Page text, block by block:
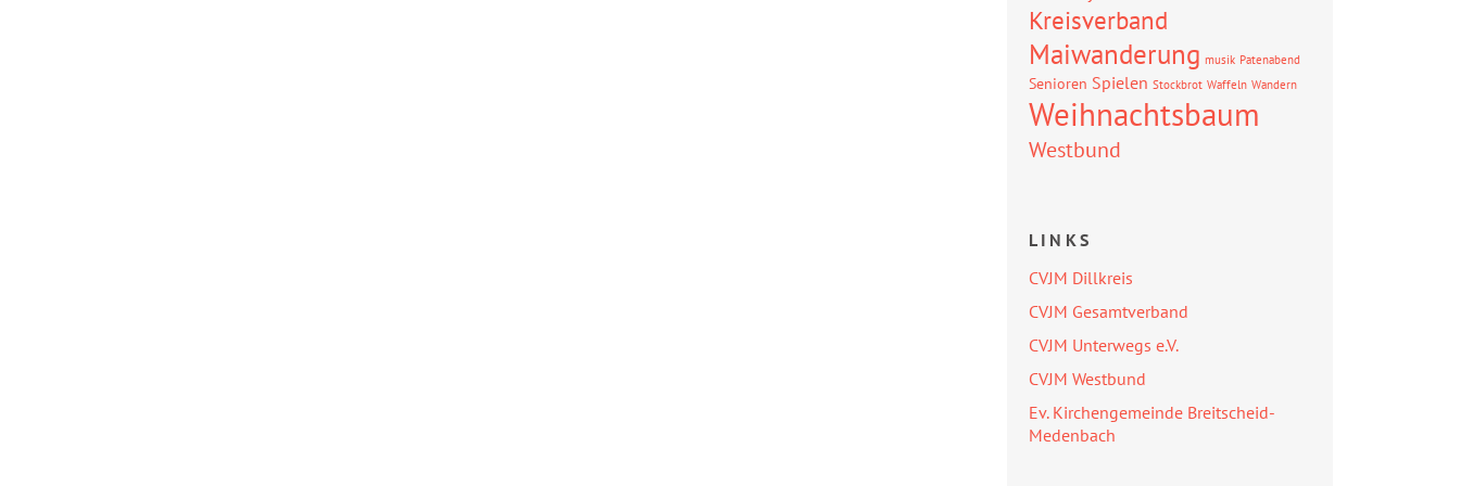
Kreisverband
Maiwanderung musik Patenabend
Senioren Spielen Stockbrot Waffeln Wandern
Weihnachtsbaum
Westbund
LINKS
CVJM Dillkreis
CVJM Gesamtverband
CVJM Unterwegs e.V.
CVJM Westbund
Ev. Kirchengemeinde Breitscheid-
Medenbach